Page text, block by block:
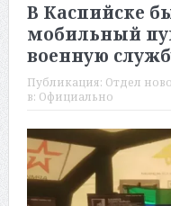
В Каспийске
мобильный
военную
Публикация: Отдел
в: Официально